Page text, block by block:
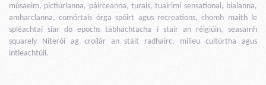
músaeim, pictiúrlanna, páirceanna, turais, tuairimí sensational, bialanna,
amharclanna, comórtais órga spóirt agus recreations, chomh maith le
spléachtaí siar do epochs tábhachtacha i stair an réigiúin, seasamh
squarely Niterói ag croílár an stáit radhairc, milieu cultúrtha agus
intleachtúil.